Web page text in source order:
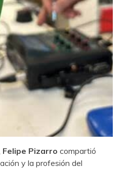
Felipe Pizarro compartió
y la profesión del